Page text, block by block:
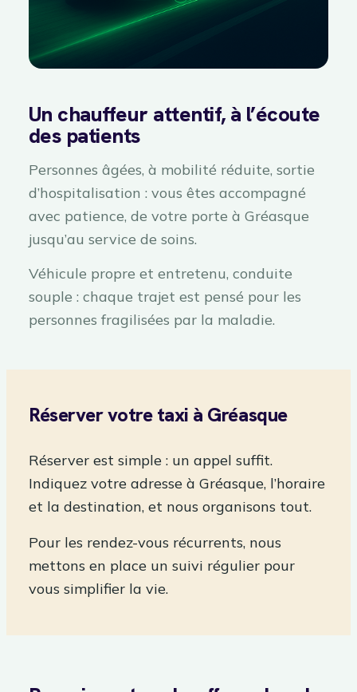
Un chauffeur attentif, à l’écoute
des patients
Personnes âgées, à mobilité réduite, sortie
d’hospitalisation : vous êtes accompagné
avec patience, de votre porte à Gréasque
jusqu’au service de soins.
Véhicule propre et entretenu, conduite
souple : chaque trajet est pensé pour les
personnes fragilisées par la maladie.
Réserver votre taxi à Gréasque
Réserver est simple : un appel suffit.
Indiquez votre adresse à Gréasque, l’horaire
et la destination, et nous organisons tout.
Pour les rendez-vous récurrents, nous
mettons en place un suivi régulier pour
vous simplifier la vie.